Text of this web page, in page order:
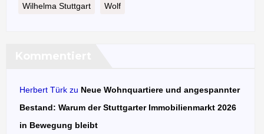
Wilhelma Stuttgart Wolf
Herbert Türk zu Neue Wohnquartiere und angespannter
Bestand: Warum der Stuttgarter Immobilienmarkt 2026
in Bewegung bleibt